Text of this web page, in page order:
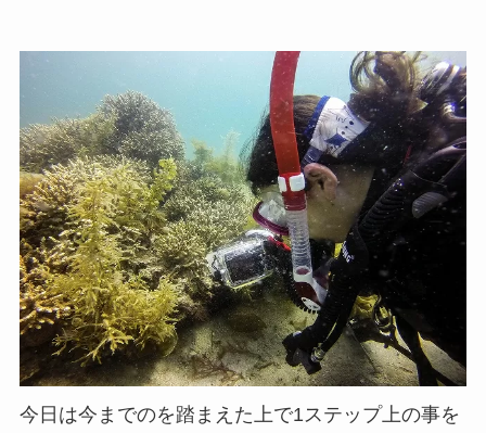
今日は今までのを踏まえた上で1ステップ上の事を